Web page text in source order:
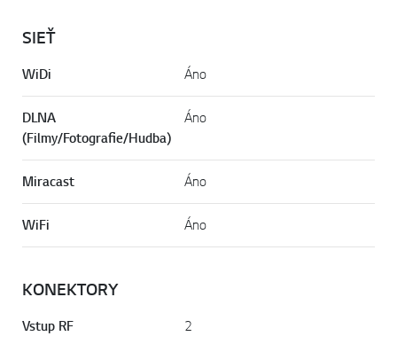
SIEŤ
WiDi Áno
DLNA
(Filmy/Fotografie/Hudba)
Áno
Miracast Áno
WiFi Áno
KONEKTORY
Vstup RF 2